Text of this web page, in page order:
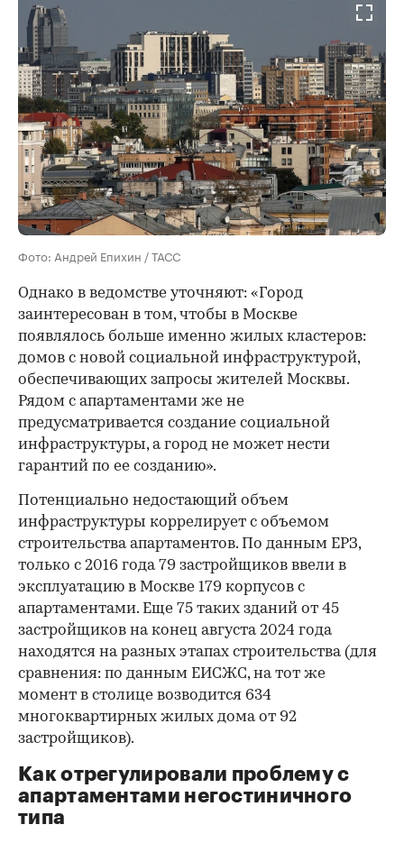
Фото: Андрей Епихин / ТАСС
Однако в ведомстве уточняют: «Город
заинтересован в том, чтобы в Москве
появлялось больше именно жилых кластеров:
домов с новой социальной инфраструктурой,
обеспечивающих запросы жителей Москвы.
Рядом с апартаментами же не
предусматривается создание социальной
инфраструктуры, а город не может нести
гарантий по ее созданию».
Потенциально недостающий объем
инфраструктуры коррелирует с объемом
строительства апартаментов. По данным ЕРЗ,
только с 2016 года 79 застройщиков ввели в
эксплуатацию в Москве 179 корпусов с
апартаментами. Еще 75 таких зданий от 45
застройщиков на конец августа 2024 года
находятся на разных этапах строительства (для
сравнения: по данным ЕИСЖС, на тот же
момент в столице возводится 634
многоквартирных жилых дома от 92
застройщиков).
Как отрегулировали проблему с
апартаментами негостиничного
типа